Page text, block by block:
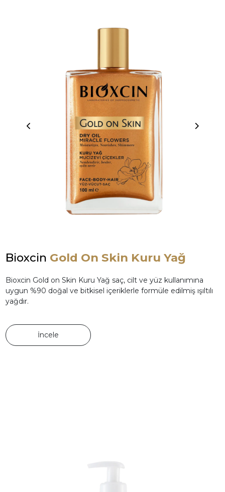
Bioxcin Gold On Skin Kuru Yağ
Bioxcin Gold on Skin Kuru Yağ saç, cilt ve yüz kullanımına
uygun %90 doğal ve bitkisel içeriklerle formüle edilmiş ışıltılı
yağdır.
İncele